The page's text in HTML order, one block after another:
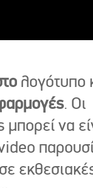
λογότυπο
. Οι
να